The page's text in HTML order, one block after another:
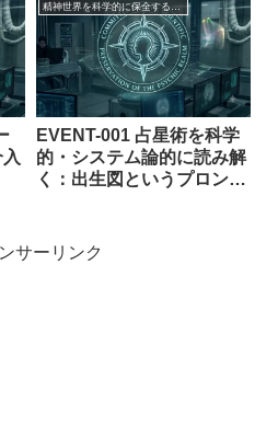
精神世界を科学的に保全する委員会【フェイク創作】
EVENT-001 占星術を科学
的・システム論的に読み解
く：出生図というプロンプ
サーリンク